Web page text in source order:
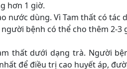
hơn 1 giờ.
nước dùng. Vì Tam thất có tác
bệnh có thể cho thêm 2-3
thất dưới dạng trà. Người
để điều trị cao huyết áp,